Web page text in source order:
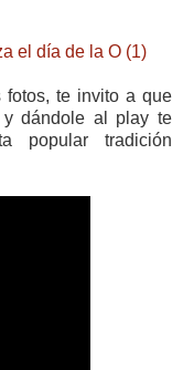
te invito a que
dándole al play te
popular tradición